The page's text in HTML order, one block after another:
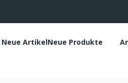
Neue ArtikelNeue Produkte